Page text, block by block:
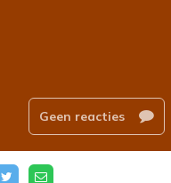
Geen reacties